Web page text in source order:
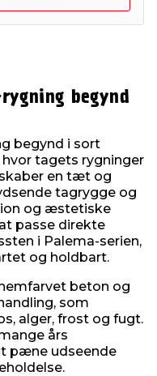
begynd
begynd i sort
tagets rygninger
en tæt og
tagrygge og
og æstetiske
passe direkte
i Palema-serien,
og holdbart.
beton og
som
alger, frost og fugt.
års
pæne udseende